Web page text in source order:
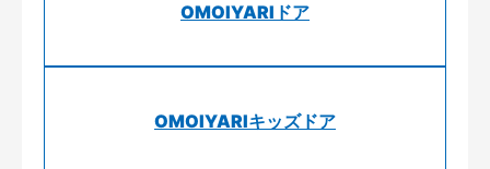
OMOIYARIドア
OMOIYARIキッズドア